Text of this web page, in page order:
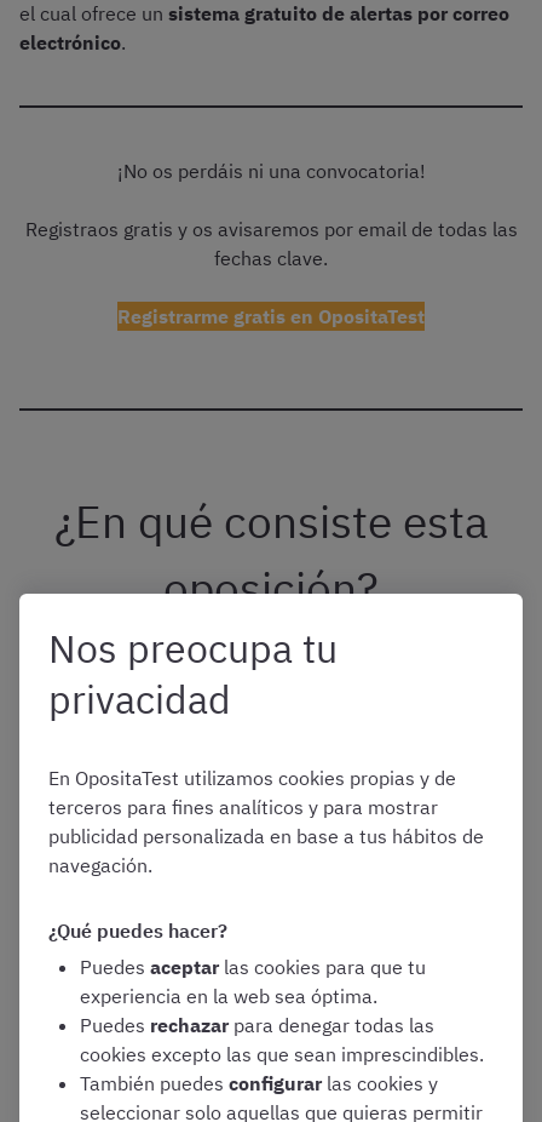
el cual ofrece un sistema gratuito de alertas por correo
electrónico.
¡No os perdáis ni una convocatoria!
Registraos gratis y os avisaremos por email de todas las
fechas clave.
Registrarme gratis en OpositaTest
¿En qué consiste esta
oposición?
Vamos a ver de forma resumida
selectivo de las oposiciones de Auxiliar Administrativo
obligatorias y eliminatorias, y que se realizarán
conjuntamente. El cuestionario de ambas partes estará
compuesto por preguntas con cuatro respuestas
alternativas, de las cuales solo una de ellas será
Primera parte:
Cuestionario de70 preguntasescritas
sobre las materias recogidas en el
bloque I (Organización pública y
Nos preocupa tu
privacidad
En OpositaTest utilizamos cookies propias y de
terceros para fines analíticos y para mostrar
publicidad personalizada en base a tus hábitos de
navegación.
¿Qué puedes hacer?
Puedes aceptar las cookies para que tu
experiencia en la web sea óptima.
Puedes rechazar para denegar todas las
cookies excepto las que sean imprescindibles.
También puedes configurar las cookies y
seleccionar solo aquellas que quieras permitir